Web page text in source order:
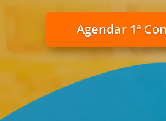
Agendar 1ª